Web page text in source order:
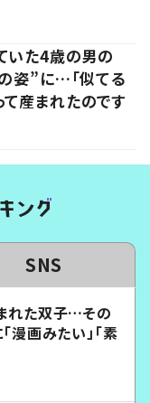
いた4歳の男の
姿”に…「似てる
て産まれたのです
SNS
れた双子…その
漫画みたい」「素